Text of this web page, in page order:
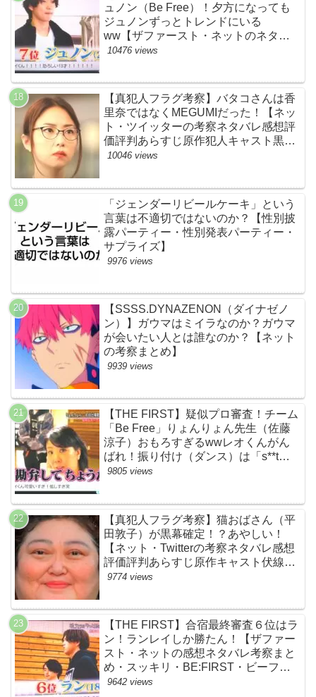
ュノン（Be Free）！夕方になっても
ジュノンずっとトレンドにいる
ww【ザファースト・ネットのネタバ
レ感想考察まとめ・スッキリ・
10476 views
【真犯人フラグ考察】バタコさんは香
里奈ではなくMEGUMIだった！【ネッ
ト・ツイッターの考察ネタバレ感想評
価評判あらすじ原作犯人キャスト黒幕
伏線まとめ】
10046 views
「ジェンダーリビールケーキ」という
言葉は不適切ではないのか？【性別披
露パーティー・性別発表パーティー・
サプライズ】
9976 views
【SSSS.DYNAZENON（ダイナゼノ
ン）】ガウマはミイラなのか？ガウマ
が会いたい人とは誰なのか？【ネット
の考察まとめ】
9939 views
【THE FIRST】疑似プロ審査！チーム
「Be Free」りょんりょん先生（佐藤
涼子）おもろすぎるwwレオくんがん
ばれ！振り付け（ダンス）は「s**t
kingz」のOguri・Kazuki！豪華！【ネ
BE:FIRST・ビーファースト】
9805 views
【真犯人フラグ考察】猫おばさん（平
田敦子）が黒幕確定！？あやしい！
【ネット・Twitterの考察ネタバレ感想
評価評判あらすじ原作キャスト伏線ま
とめ】
9774 views
【THE FIRST】合宿最終審査６位はラ
ン！ランレイしか勝たん！【ザファー
スト・ネットの感想ネタバレ考察まと
め・スッキリ・BE:FIRST・ビーファ
ースト】
9642 views